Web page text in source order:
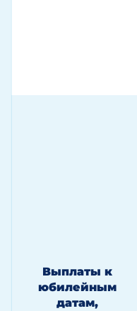
Выплаты к
юбилейным
датам,